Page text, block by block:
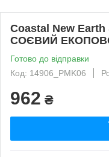
Coastal New
СОЄВИЙ
Готово до відправки
Код: 14906_PMK06
962 ₴